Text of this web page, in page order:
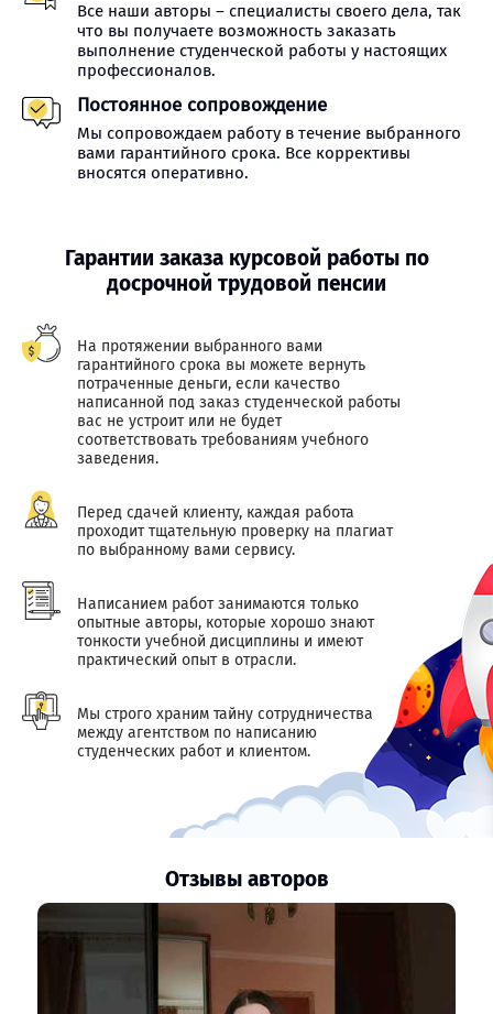
Все наши авторы – специалисты своего дела, так
что вы получаете возможность заказать
выполнение студенческой работы у настоящих
профессионалов.
Постоянное сопровождение
Мы сопровождаем работу в течение выбранного
вами гарантийного срока. Все коррективы
вносятся оперативно.
Гарантии заказа курсовой работы по
досрочной трудовой пенсии
На протяжении выбранного вами
гарантийного срока вы можете вернуть
потраченные деньги, если качество
написанной под заказ студенческой работы
вас не устроит или не будет
соответствовать требованиям учебного
заведения.
Перед сдачей клиенту, каждая работа
проходит тщательную проверку на плагиат
по выбранному вами сервису.
Написанием работ занимаются только
опытные авторы, которые хорошо знают
тонкости учебной дисциплины и имеют
практический опыт в отрасли.
Мы строго храним тайну сотрудничества
между агентством по написанию
студенческих работ и клиентом.
Отзывы авторов